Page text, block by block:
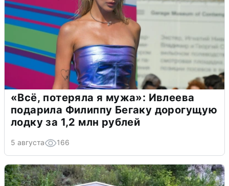
«Всё, потеряла я мужа»: Ивлеева
подарила Филиппу Бегаку дорогущую
лодку за 1,2 млн рублей
5 августа 166